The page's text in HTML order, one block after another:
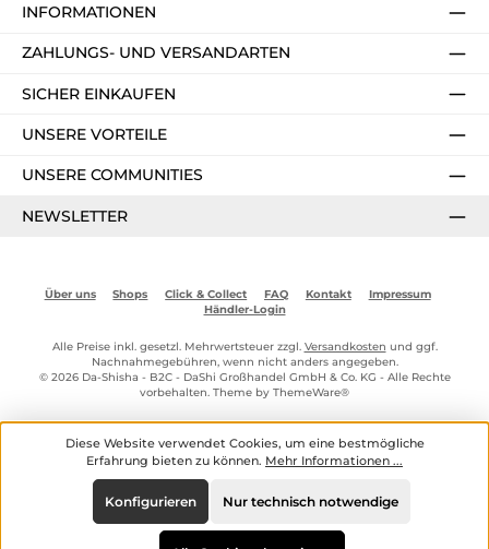
INFORMATIONEN
ZAHLUNGS- UND VERSANDARTEN
SICHER EINKAUFEN
UNSERE VORTEILE
UNSERE COMMUNITIES
NEWSLETTER
Über uns Shops Click & Collect FAQ Kontakt
Impressum
Händler-Login
Alle Preise inkl. gesetzl. Mehrwertsteuer zzgl. Versandkosten und ggf.
Nachnahmegebühren, wenn nicht anders angegeben.
© 2026 Da-Shisha - B2C - DaShi Großhandel GmbH & Co. KG - Alle Rechte
vorbehalten. Theme by ThemeWare®
Diese Website verwendet Cookies, um eine bestmögliche
Erfahrung bieten zu können. Mehr Informationen ...
Nur technisch notwendige
Konfigurieren